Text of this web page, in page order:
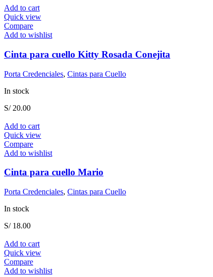
Add to cart
Quick view
Compare
Add to wishlist
Cinta para cuello Kitty Rosada Conejita
Porta Credenciales, Cintas para Cuello
In stock
S/20.00
Add to cart
Quick view
Compare
Add to wishlist
Cinta para cuello Mario
Porta Credenciales, Cintas para Cuello
In stock
S/18.00
Add to cart
Quick view
Compare
Add to wishlist